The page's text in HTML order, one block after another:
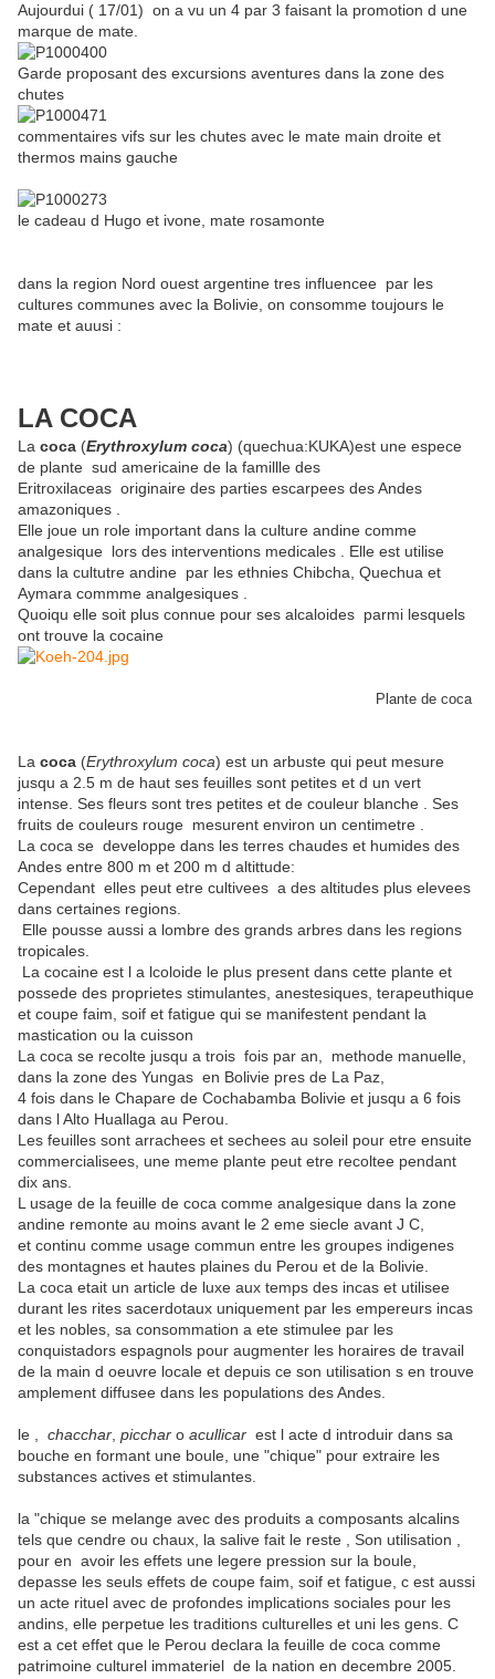
Aujourdui ( 17/01) on a vu un 4 par 3 faisant la promotion d une
marque de mate.
Garde proposant des excursions aventures dans la zone des
chutes
commentaires vifs sur les chutes avec le mate main droite et
thermos mains gauche
le cadeau d Hugo et ivone, mate rosamonte
dans la region Nord ouest argentine tres influencee par les
cultures communes avec la Bolivie, on consomme toujours le
mate et auusi :
LA COCA
La coca (Erythroxylum coca) (quechua:KUKA)est une espece
de plante sud americaine de la famillle des
Eritroxilaceas originaire des parties escarpees des Andes
amazoniques .
Elle joue un role important dans la culture andine comme
analgesique lors des interventions medicales . Elle est utilise
dans la cultutre andine par les ethnies Chibcha, Quechua et
Aymara commme analgesiques .
Quoiqu elle soit plus connue pour ses alcaloides parmi lesquels
ont trouve la cocaine
Plante de coca
La coca (Erythroxylum coca) est un arbuste qui peut mesure
jusqu a 2.5 m de haut ses feuilles sont petites et d un vert
intense. Ses fleurs sont tres petites et de couleur blanche . Ses
fruits de couleurs rouge mesurent environ un centimetre .
La coca se developpe dans les terres chaudes et humides des
Andes entre 800 m et 200 m d altittude:
Cependant elles peut etre cultivees a des altitudes plus elevees
dans certaines regions.
Elle pousse aussi a lombre des grands arbres dans les regions
tropicales.
La cocaine est l a lcoloide le plus present dans cette plante et
possede des proprietes stimulantes, anestesiques, terapeuthique
et coupe faim, soif et fatigue qui se manifestent pendant la
mastication ou la cuisson
La coca se recolte jusqu a trois fois par an, methode manuelle,
dans la zone des Yungas en Bolivie pres de La Paz,
4 fois dans le Chapare de Cochabamba Bolivie et jusqu a 6 fois
dans l Alto Huallaga au Perou.
Les feuilles sont arrachees et sechees au soleil pour etre ensuite
commercialisees, une meme plante peut etre recoltee pendant
dix ans.
L usage de la feuille de coca comme analgesique dans la zone
andine remonte au moins avant le 2 eme siecle avant J C,
et continu comme usage commun entre les groupes indigenes
des montagnes et hautes plaines du Perou et de la Bolivie.
La coca etait un article de luxe aux temps des incas et utilisee
durant les rites sacerdotaux uniquement par les empereurs incas
et les nobles, sa consommation a ete stimulee par les
conquistadors espagnols pour augmenter les horaires de travail
de la main d oeuvre locale et depuis ce son utilisation s en trouve
amplement diffusee dans les populations des Andes.
le , chacchar picchar o acullicar est l acte d introduir dans sa
bouche en formant une boule, une "chique" pour extraire les
substances actives et stimulantes.
la "chique se melange avec des produits a composants alcalins
tels que cendre ou chaux, la salive fait le reste , Son utilisation ,
pour en avoir les effets une legere pression sur la boule,
depasse les seuls effets de coupe faim, soif et fatigue, c est aussi
un acte rituel avec de profondes implications sociales pour les
andins, elle perpetue les traditions culturelles et uni les gens. C
est a cet effet que le Perou declara la feuille de coca comme
patrimoine culturel immateriel de la nation en decembre 2005.